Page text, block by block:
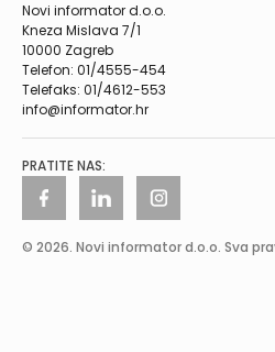
Novi informator d.o.o.
Kneza Mislava 7/1
10000 Zagreb
Telefon: 01/4555-454
Telefaks: 01/4612-553
info@informator.hr
PRATITE NAS:
© 2026. Novi informator d.o.o. Sva